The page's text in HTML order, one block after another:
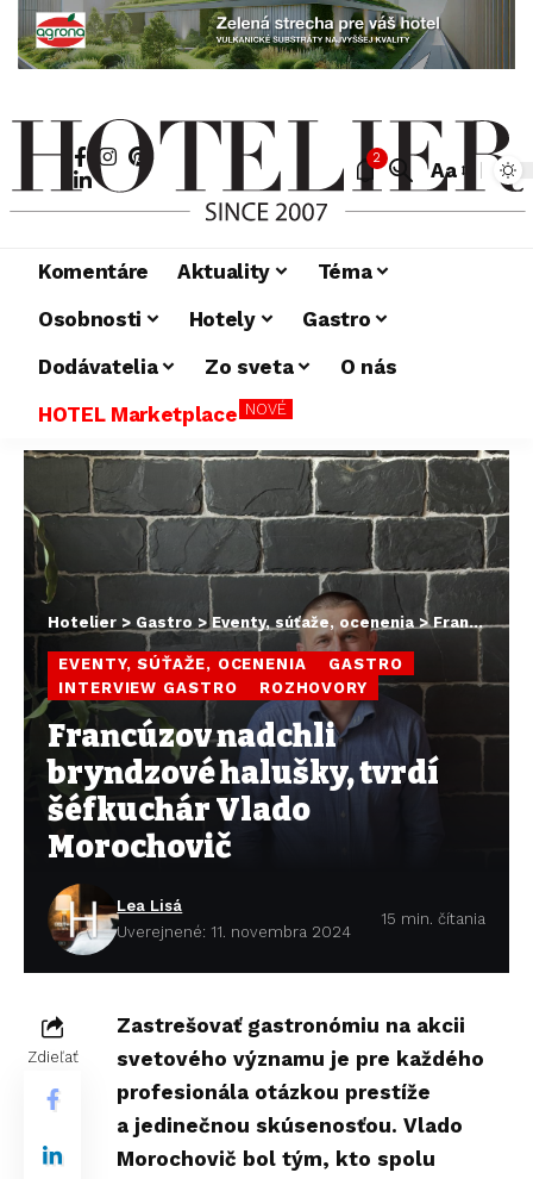
2
Aa
Komentáre Aktuality
Téma
Osobnosti
Hotely
Gastro
Dodávatelia
Zo sveta
O nás
HOTEL Marketplace NOVÉ
Hotelier > Gastro >Eventy, súťaže, ocenenia >Francúzov nadchli bryndzové halušky, tvrdí šéfkuchár Vlado Morochovič
EVENTY, SÚŤAŽE, OCENENIA
GASTRO
INTERVIEW GASTRO
ROZHOVORY
Francúzov nadchli
bryndzové halušky, tvrdí
šéfkuchár Vlado
Morochovič
Lea Lisá
Uverejnené: 11. novembra 2024
15 min. čítania
Zdieľať
Zastrešovať gastronómiu na akcii
svetového významu je pre každého
profesionála otázkou prestíže
a jedinečnou skúsenosťou. Vlado
Morochovič bol tým, kto spolu